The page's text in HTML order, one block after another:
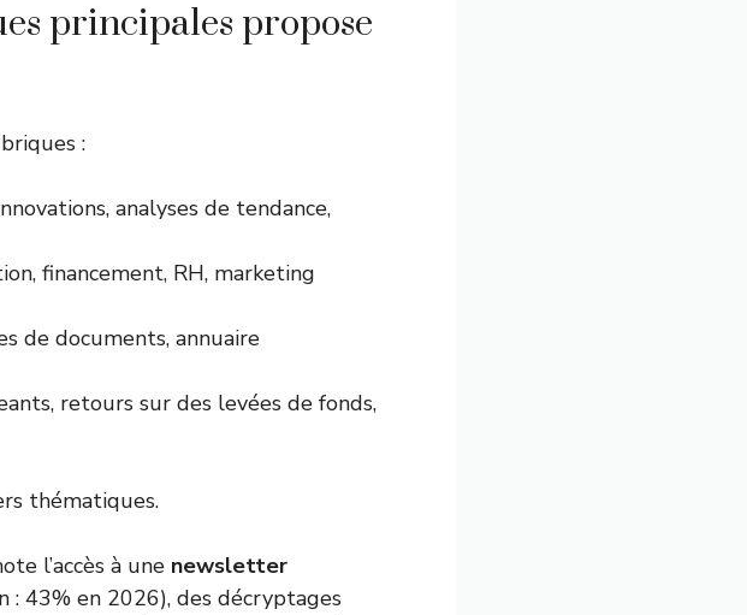
principales propose
:
analyses de tendance,
financement, RH, marketing
de documents, annuaire
retours sur des levées de fonds,
thématiques.
l’accès à une newsletter
: 43% en 2026), des décryptages